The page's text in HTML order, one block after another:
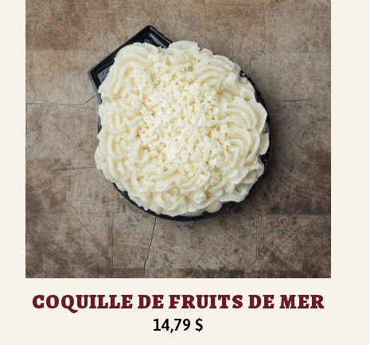
COQUILLE DE FRUITS DE MER
14,79$